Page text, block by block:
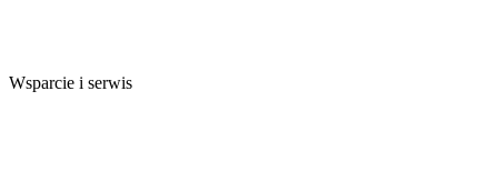
Wsparcie i serwis